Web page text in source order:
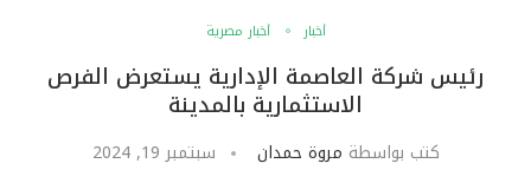
أخبار أخبار مصرية
رئيس شركة العاصمة الإدارية يستعرض الفرص
الاستثمارية بالمدينة
كتب بواسطة مروة حمدان سبتمبر 19, 2024